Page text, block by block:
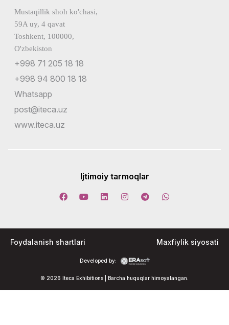
Mustaqillik shoh ko'chasi,
59A uy, 4 qavat
Toshkent, 100000,
O'zbekiston
+998 71 205 18 18
+998 94 800 18 18
Whatsapp
post@iteca.uz
www.iteca.uz
Ijtimoiy tarmoqlar
© 2026 Iteca Exhibitions | Barcha huquqlar himoyalangan.
Developed by:
Foydalanish shartlari Maxfiylik siyosati